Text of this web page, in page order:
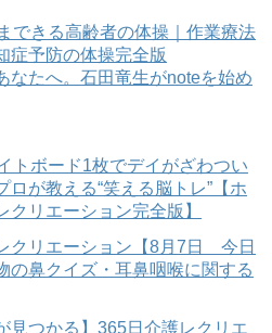
できる高齢者の体操｜作業療法
症予防の体操完全版
なたへ。石田竜生がnoteを始め
トボード1枚でデイがざわつい
が教える“笑える脳トレ”【ホ
クリエーション完全版】
クリエーション【8月7日 今日
の鼻クイズ・耳鼻咽喉に関する
見つかる】365日介護レクリエ